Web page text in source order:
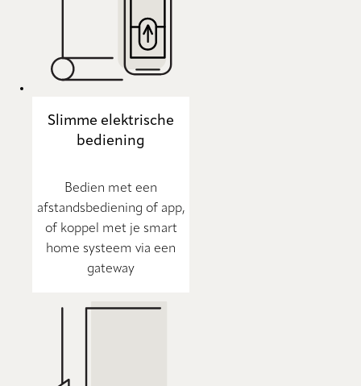
Slimme elektrische
bediening
Bedien met een
afstandsbediening of app,
of koppel met je smart
home systeem via een
gateway